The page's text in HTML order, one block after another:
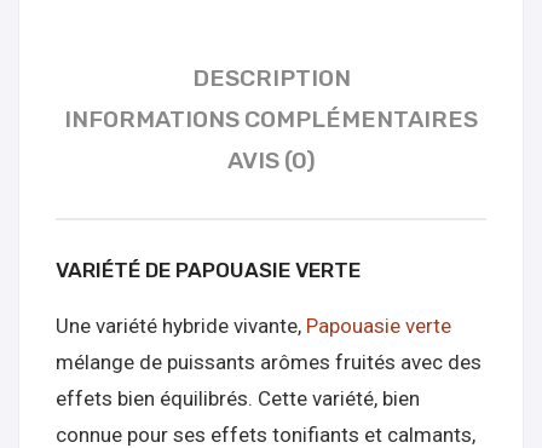
DESCRIPTION
INFORMATIONS COMPLÉMENTAIRES
AVIS (0)
VARIÉTÉ DE PAPOUASIE VERTE
Une variété hybride vivante, Papouasie verte
mélange de puissants arômes fruités avec des
effets bien équilibrés. Cette variété, bien
connue pour ses effets tonifiants et calmants,